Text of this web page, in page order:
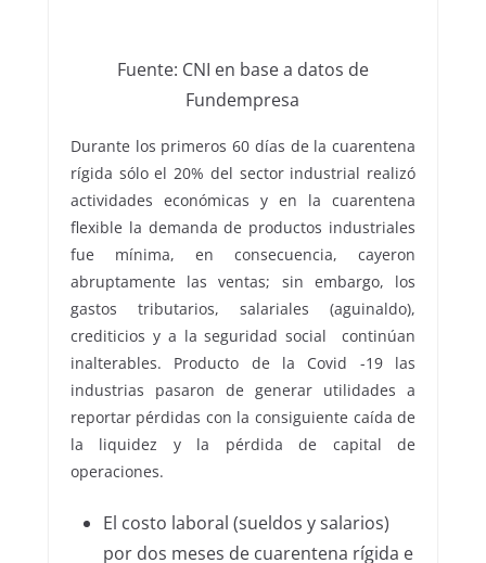
Fuente: CNI en base a datos de
Fundempresa
Durante los primeros 60 días de la cuarentena
rígida sólo el 20% del sector industrial realizó
actividades económicas y en la cuarentena
flexible la demanda de productos industriales
fue mínima, en consecuencia, cayeron
abruptamente las ventas; sin embargo, los
gastos tributarios, salariales (aguinaldo),
crediticios y a la seguridad social continúan
inalterables. Producto de la Covid -19 las
industrias pasaron de generar utilidades a
reportar pérdidas con la consiguiente caída de
la liquidez y la pérdida de capital de
operaciones.
El costo laboral (sueldos y salarios)
por dos meses de cuarentena rígida e